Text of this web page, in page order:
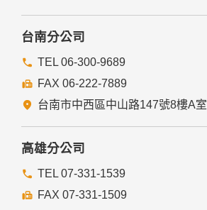
台南分公司
TEL 06-300-9689
FAX 06-222-7889
台南市中西區中山路147號8樓A室
高雄分公司
TEL 07-331-1539
FAX 07-331-1509